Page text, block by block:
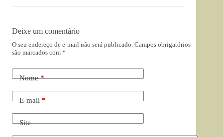
Deixe um comentário
O seu endereço de e-mail não será publicado. Campos obrigatórios
são marcados com *
Nome*
E-mail*
Site